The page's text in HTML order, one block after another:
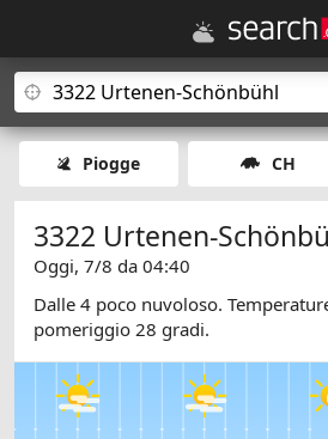
Piogge CH
3322 Urtenen-
Oggi, 7/8 da 04:40
Dalle 4 poco nuvoloso.
pomeriggio 28 gradi.